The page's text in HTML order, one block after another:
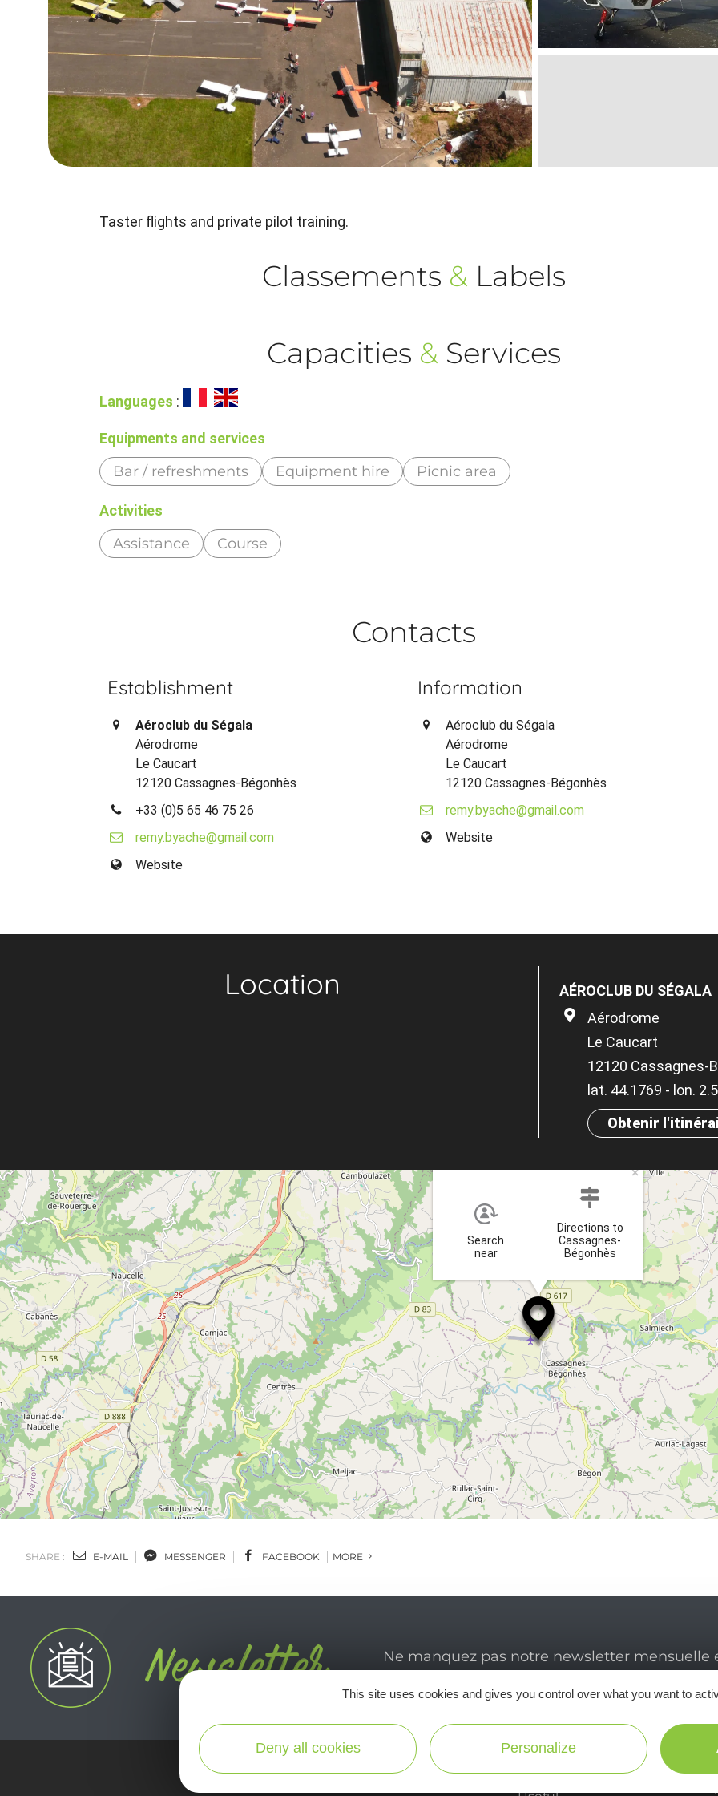
Taster flights and private pilot training.
Classements & Labels
Capacities & Services
Languages :
Equipments and services
Bar / refreshments Equipment hire Picnic area
Activities
Assistance Course
Contacts
Establishment
Aéroclub du Ségala
Aérodrome
Le Caucart
12120 Cassagnes-Bégonhès
+33 (0)5 65 46 75 26
remy.byache@gmail.com
Website
Information
Aéroclub du Ségala
Aérodrome
Le Caucart
12120 Cassagnes-Bégonhès
remy.byache@gmail.com
Website
Location
AÉROCLUB DU SÉGALA
Aérodrome
Le Caucart
12120 Cassagnes-
lat. 44.1769 - lon.
Obtenir
Search
near
Directions to
Cassagnes-
Bégonhès
×
SHARE : E-MAIL MESSENGER FACEBOOK MORE
Ne manquez pas notre newsletter mensuelle
This site uses cookies and gives you control over what you want to
Deny all cookies Personalize